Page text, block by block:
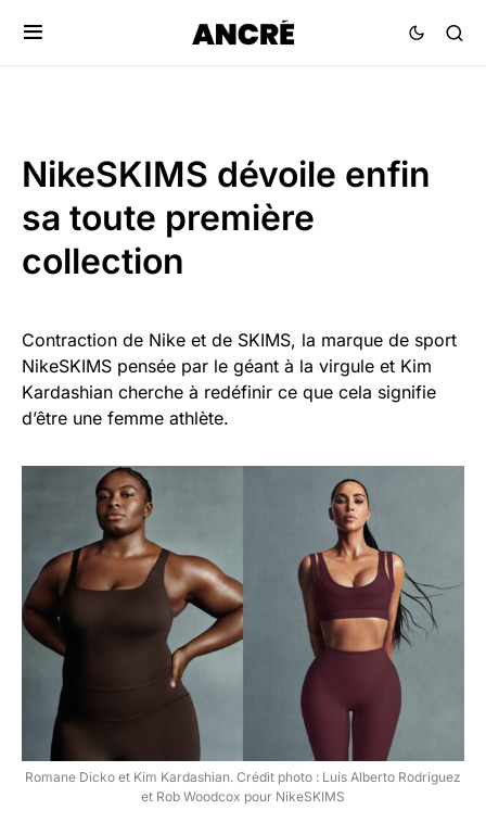
NikeSKIMS dévoile enfin
sa toute première
collection
Contraction de Nike et de SKIMS, la marque de sport
NikeSKIMS pensée par le géant à la virgule et Kim
Kardashian cherche à redéfinir ce que cela signifie
d’être une femme athlète.
Romane Dicko et Kim Kardashian. Crédit photo : Luis Alberto Rodriguez
et Rob Woodcox pour NikeSKIMS